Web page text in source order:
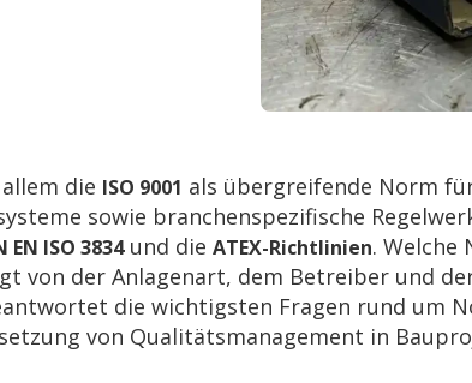
die ISO 9001 als übergreifende Norm
sowie branchenspezifische
ISO 3834und die ATEX-Richtlinien. Welche
von der Anlagenart, dem Betreiber und
die wichtigsten Fragen rund um
von Qualitätsmanagement in